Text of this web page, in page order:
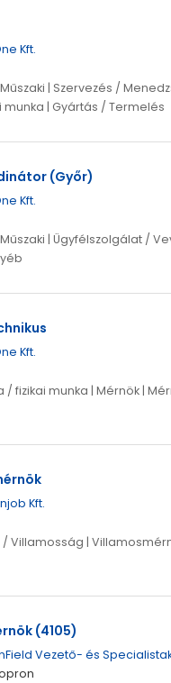
Kft.
| Szervezés /
munka | Gyártás / Termelés
(Győr)
Kft.
| Ügyfélszolgálat /
Kft.
/ fizikai munka | Mérnök |
Kft.
/ Villamosság |
(4105)
Vezető- és